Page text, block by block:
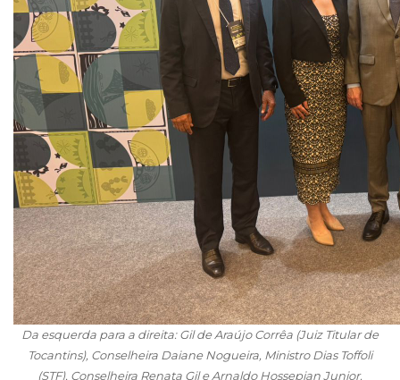
Da esquerda para a direita: Gil de Araújo Corrêa (Juiz Titular de
Tocantins), Conselheira Daiane Nogueira, Ministro Dias Toffoli
(STF), Conselheira Renata Gil e Arnaldo Hossepian Junior.